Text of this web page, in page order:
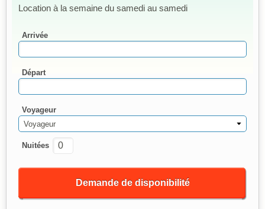
Location à la semaine du samedi au samedi
Arrivée
Départ
Voyageur
Voyageur
Nuitées
Demande de disponibilité